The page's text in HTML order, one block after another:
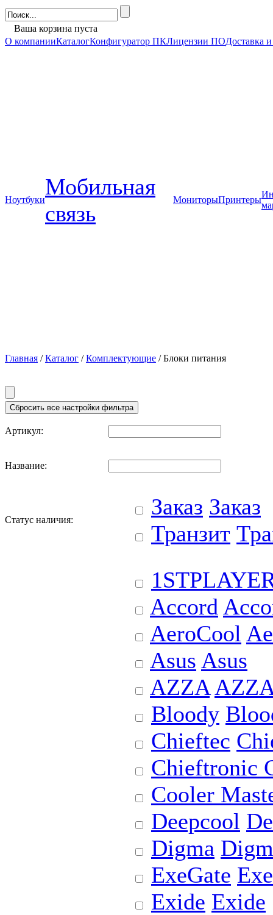
Ваша корзина пуста
О компанииКаталогКонфигуратор ПКЛицензии ПОДоставка
Ноутбуки
Мобильная
связь
МониторыПринтеры
Главная /Каталог /Комплектующие / Блоки питания
Артикул:
Название:
Статус наличия:
Заказ Заказ
Транзит
Accord
AeroCool
Asus Asus
AZZA
Bloody
Chieftec
Chieftronic
Cooler
Deepcool
Digma
ExeGate
Exide Exide